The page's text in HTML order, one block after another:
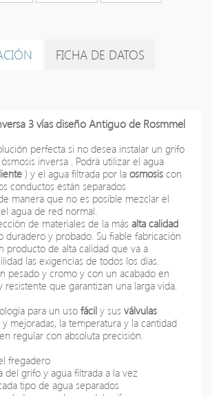
FICHA DE DATOS
3 vías diseño Antiguo de Rosmmel
perfecta si no desea instalar un grifo
inversa . Podrá utilizar el agua
) y el agua filtrada por la osmosis con
conductos están separados
manera que no es posible mezclar el
agua de red normal.
de materiales de la más alta calidad
duradero y probado. Su fiable fabricación
producto de alta calidad que va a
las exigencias de todos los días.
pesado y cromo y con un acabado en
resistente que garantizan una larga vida.
para un uso fácil y sus válvulas
y mejoradas, la temperatura y la cantidad
regular con absoluta precisión.
fregadero
del grifo y agua filtrada a la vez
tipo de agua separados